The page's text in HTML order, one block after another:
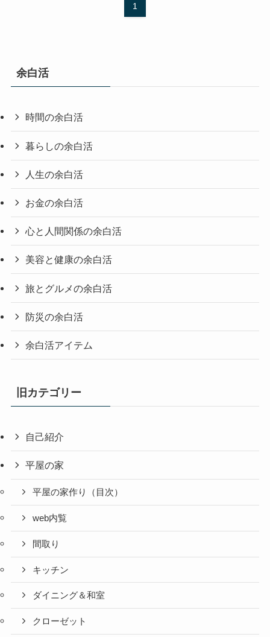
1
余白活
時間の余白活
暮らしの余白活
人生の余白活
お金の余白活
心と人間関係の余白活
美容と健康の余白活
旅とグルメの余白活
防災の余白活
余白活アイテム
旧カテゴリー
自己紹介
平屋の家
平屋の家作り（目次）
web内覧
間取り
キッチン
ダイニング＆和室
クローゼット